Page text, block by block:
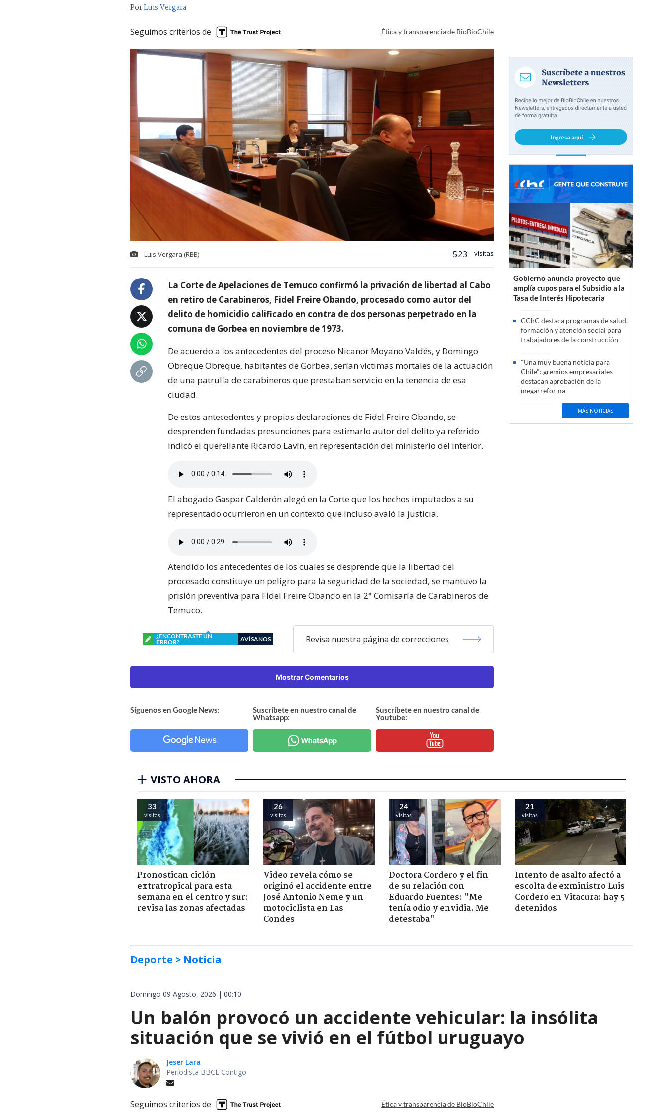
PorLuis Vergara
Seguimos criterios de Ética y transparencia de BioBioChile
Luis Vergara (RBB) 523 visitas
La Corte de Apelaciones de Temuco confirmó la privación de libertad al Cabo
en retiro de Carabineros, Fidel Freire Obando, procesado como autor del
delito de homicidio calificado en contra de dos personas perpetrado en la
comuna de Gorbea en noviembre de 1973.
De acuerdo a los antecedentes del proceso Nicanor Moyano Valdés, y Domingo
Obreque Obreque, habitantes de Gorbea, serían victimas mortales de la actuación
de una patrulla de carabineros que prestaban servicio en la tenencia de esa
ciudad.
De estos antecedentes y propias declaraciones de Fidel Freire Obando, se
desprenden fundadas presunciones para estimarlo autor del delito ya referido
indicó el querellante Ricardo Lavín, en representación del ministerio del interior.
El abogado Gaspar Calderón alegó en la Corte que los hechos imputados a su
representado ocurrieron en un contexto que incluso avaló la justicia.
Atendido los antecedentes de los cuales se desprende que la libertad del
procesado constituye un peligro para la seguridad de la sociedad, se mantuvo la
prisión preventiva para Fidel Freire Obando en la 2° Comisaría de Carabineros de
Temuco.
¿ENCONTRASTE UN
ERROR?
AVÍSANOS Revisa nuestra página de correcciones
Mostrar Comentarios
Síguenos en Google News:
Suscríbete en nuestro canal de
Whatsapp:
Suscríbete en nuestro canal de
Youtube:
Gobierno anuncia proyecto que
amplía cupos para el Subsidio a la
Tasa de Interés Hipotecaria
CChC destaca programas de salud,
formación y atención social para
trabajadores de la construcción
"Una muy buena noticia para
Chile": gremios empresariales
destacan aprobación de la
megarreforma
MÁS NOTICIAS
VISTO AHORA
33
visitas
Pronostican ciclón
extratropical para esta
semana en el centro y sur:
revisa las zonas afectadas
26
visitas
Video revela cómo se
originó el accidente entre
José Antonio Neme y un
motociclista en Las
Condes
24
visitas
Doctora Cordero y el fin
de su relación con
Eduardo Fuentes: "Me
tenía odio y envidia. Me
detestaba"
21
visitas
Intento de asalto afectó a
escolta de exministro Luis
Cordero en Vitacura: hay 5
detenidos
Deporte > Noticia
Domingo 09 Agosto, 2026 | 00:10
Un balón provocó un accidente vehicular: la insólita
situación que se vivió en el fútbol uruguayo
Jeser Lara
Periodista BBCL Contigo
Seguimos criterios de Ética y transparencia de BioBioChile